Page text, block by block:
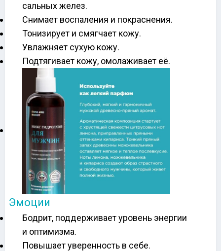
сальных желез.
Снимает воспаления и покраснения.
Тонизирует и смягчает кожу.
Увлажняет сухую кожу.
Подтягивает кожу, омолаживает её.
Эмоции
Бодрит, поддерживает уровень энергии
и оптимизма.
Повышает уверенность в себе.